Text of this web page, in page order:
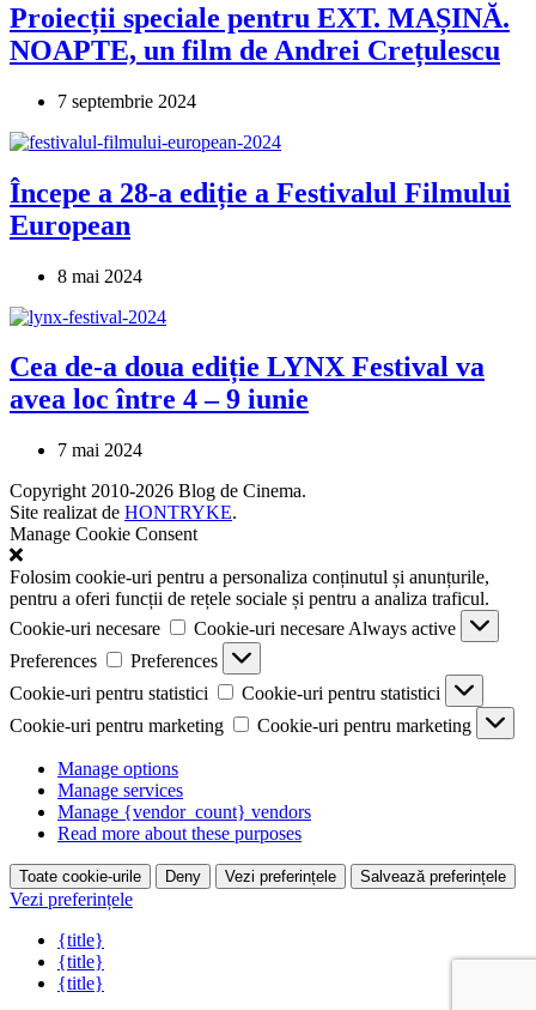
Proiecții speciale pentru EXT. MAȘINĂ.
NOAPTE, un film de Andrei Crețulescu
7 septembrie 2024
Începe a 28-a ediție a Festivalul Filmului
European
8 mai 2024
Cea de-a doua ediție LYNX Festival va
avea loc între 4 – 9 iunie
7 mai 2024
Copyright 2010-2026 Blog de Cinema.
Site realizat de HONTRYKE.
Manage Cookie Consent
Folosim cookie-uri pentru a personaliza conținutul și anunțurile,
pentru a oferi funcții de rețele sociale și pentru a analiza traficul.
Cookie-uri necesare
Cookie-uri necesare Always active
Preferences
Preferences
Cookie-uri pentru statistici
Cookie-uri pentru statistici
Cookie-uri pentru marketing
Cookie-uri pentru marketing
Manage options
Manage services
Manage {vendor_count} vendors
Read more about these purposes
Toate cookie-urile Deny Vezi preferințele Salvează preferințele
Vezi preferințele
{title}
{title}
{title}